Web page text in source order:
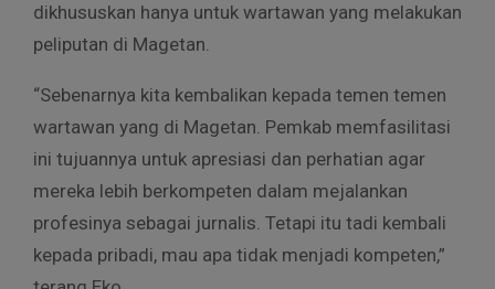
dikhususkan hanya untuk wartawan yang melakukan
peliputan di Magetan.
“Sebenarnya kita kembalikan kepada temen temen
wartawan yang di Magetan. Pemkab memfasilitasi
ini tujuannya untuk apresiasi dan perhatian agar
mereka lebih berkompeten dalam mejalankan
profesinya sebagai jurnalis. Tetapi itu tadi kembali
kepada pribadi, mau apa tidak menjadi kompeten,”